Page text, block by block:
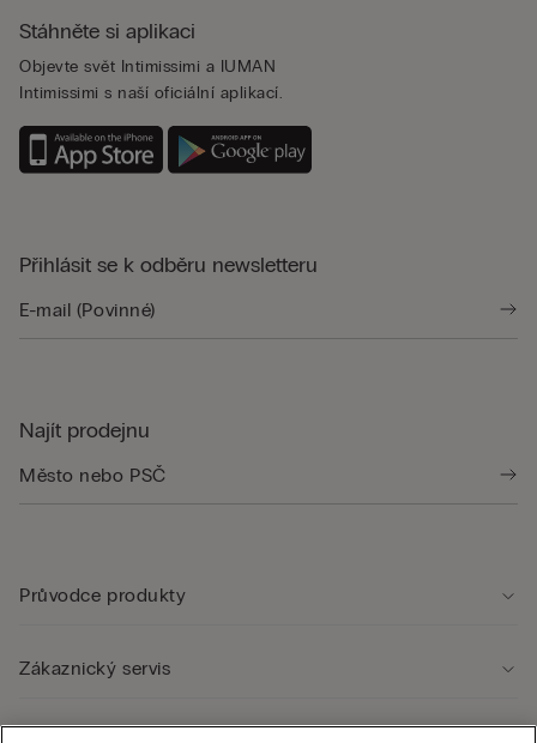
Stáhněte si aplikaci
Objevte svět Intimissimi a IUMAN
Intimissimi s naší oficiální aplikací.
Přihlásit se k odběru newsletteru
Najít prodejnu
Průvodce produkty
Zákaznický servis